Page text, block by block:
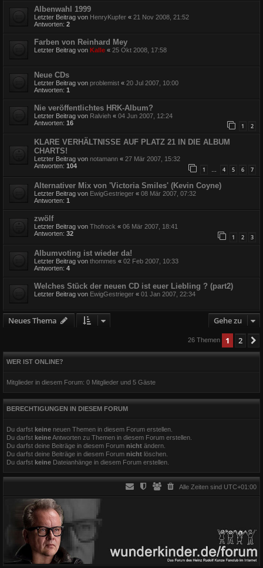
Albenwahl 1999
Letzter Beitrag von HenryKupfer « 21 Nov 2008, 21:52
Antworten: 2
Farben von Reinhard Mey
Letzter Beitrag von Kalle « 25 Okt 2008, 17:58
Neue CDs
Letzter Beitrag von problemist « 20 Jul 2007, 10:00
Antworten: 1
Nie veröffentlichtes HRK-Album?
Letzter Beitrag von Ralvieh « 04 Jun 2007, 12:24
Antworten: 16 1 2
KLARE VERHÄLTNISSE AUF PLATZ 21 IN DIE ALBUM
CHARTS!
Letzter Beitrag von notamann « 27 Mär 2007, 15:32
Antworten: 104 1 … 4 5 6 7
Alternativer Mix von 'Victoria Smiles' (Kevin Coyne)
Letzter Beitrag von EwigGestrieger « 08 Mär 2007, 07:32
Antworten: 1
zwölf
Letzter Beitrag von Thofrock « 06 Mär 2007, 18:41
Antworten: 32 1 2 3
Albumvoting ist wieder da!
Letzter Beitrag von thommes « 02 Feb 2007, 10:33
Antworten: 4
Welches Stück der neuen CD ist euer Liebling ? (part2)
Letzter Beitrag von EwigGestrieger « 01 Jan 2007, 22:34
Neues Thema Gehe zu
26 Themen 1 2
WER IST ONLINE?
Mitglieder in diesem Forum: 0 Mitglieder und 5 Gäste
BERECHTIGUNGEN IN DIESEM FORUM
Du darfst keine neuen Themen in diesem Forum erstellen.
Du darfst keineAntworten zu Themen in diesem Forum erstellen.
Du darfst deine Beiträge in diesem Forum nicht ändern.
Du darfst deine Beiträge in diesem Forum nicht löschen.
Du darfst keine Dateianhänge in diesem Forum erstellen.
Alle Zeiten sind UTC+01:00